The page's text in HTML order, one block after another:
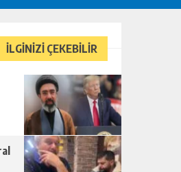
İLGİNİZİ ÇEKEBİLİR